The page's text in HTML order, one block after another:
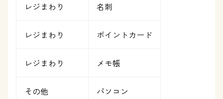
レジまわり 名刺
レジまわり ポイントカード
レジまわり メモ帳
その他 パソコン